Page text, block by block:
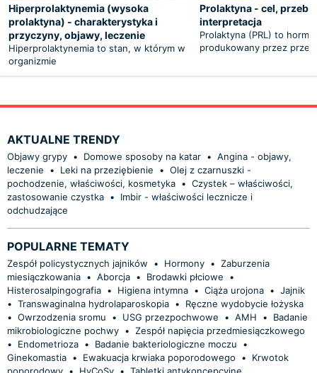
Hiperprolaktynemia (wysoka
prolaktyna) - charakterystyka i
przyczyny, objawy, leczenie
Hiperprolaktynemia to stan, w którym w
organizmie
Prolaktyna - cel,
interpretacja
Prolaktyna (PRL) to
produkowany przez przed
AKTUALNE TRENDY
Objawy grypy • Domowe sposoby na katar • Angina - objawy,
leczenie
• Leki na przeziębienie • Olej z czarnuszki -
pochodzenie, właściwości, kosmetyka • Czystek – właściwości,
zastosowanie czystka •
Imbir - właściwości lecznicze i
odchudzające
POPULARNE TEMATY
Zespół policystycznych jajników • Hormony • Zaburzenia
miesiączkowania • Aborcja • Brodawki płciowe
•
Histerosalpingografia • Higiena intymna • Ciąża urojona • Jajnik
• Transwaginalna hydrolaparoskopia •
Ręczne wydobycie łożyska
• Owrzodzenia sromu • USG przezpochwowe • AMH •
Badanie
mikrobiologiczne pochwy • Zespół napięcia przedmiesiączkowego
•
Endometrioza • Badanie bakteriologiczne moczu
•
Ginekomastia • Ewakuacja krwiaka poporodowego •
Krwotok